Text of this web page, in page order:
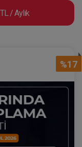
/ Aylık
%17